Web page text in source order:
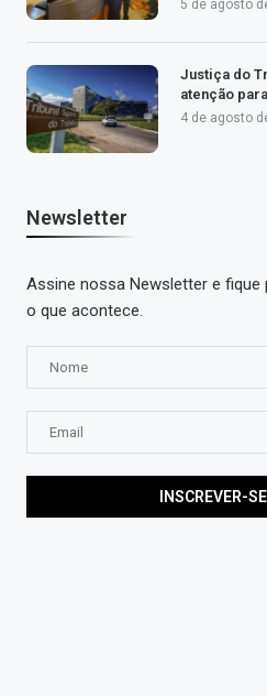
5 de agosto
Justiça do
atenção
4 de agosto
Newsletter
Assine nossa Newsletter e fique
o que acontece.